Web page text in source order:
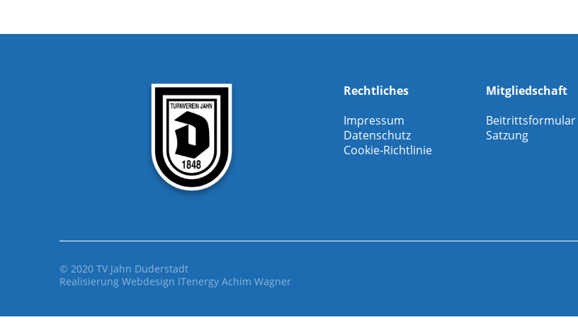
Rechtliches
Impressum
Datenschutz
Cookie-Richtlinie
Mitgliedschaft
Beitrittsformular
Satzung
© 2020 TV Jahn Duderstadt
Realisierung Webdesign ITenergy Achim Wagner